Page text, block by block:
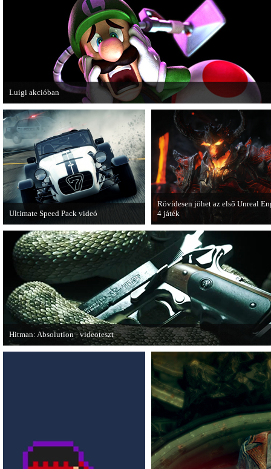
csődeljárás alá, aki nem más, mint a
című cikksorozatának utolsó
olvashatjuk.
Luigi akcióban
A Nintendo 3DS-re készülő Luigi's Mansion: Dark Moon újabb képeken
magát.
Ultimate Speed Pack videó
Már elérhető a Need for Speed Most
Wanted első nagyobb kiegészítő
csomagja.
Rövidesen jöhet az első Unreal
4 játék
A Zombie Studios készölő játéka
Epic Games legújabb motorját, az
Unreal Engine 4-et fogja
Hitman: Absolution - videoteszt
A PC Gurutól Bate és Chris mutatják be a legújabb Hitmant.